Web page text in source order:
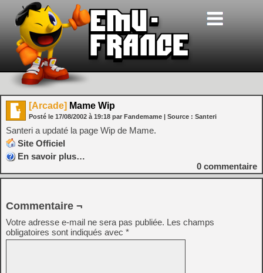
[Arcade] Mame Wip
Posté le 17/08/2002 à 19:18 par Fandemame | Source : Santeri
Santeri a updaté la page Wip de Mame.
Site Officiel
En savoir plus…
0 commentaire
Commentaire ¬
Votre adresse e-mail ne sera pas publiée. Les champs
obligatoires sont indiqués avec *